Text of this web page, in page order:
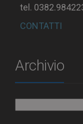
tel.
CONTATTI
Archivio